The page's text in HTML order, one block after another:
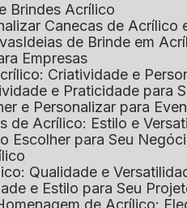
Brindes Acrílico
Canecas de Acrílico
Ideias de Brinde em
Empresas
Criatividade e
e Praticidade para
e Personalizar para
de Acrílico: Estilo e
Escolher para Seu
Qualidade e
e Estilo para Seu
de Acrílico: